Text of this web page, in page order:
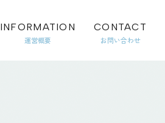
INFORMATION CONTACT